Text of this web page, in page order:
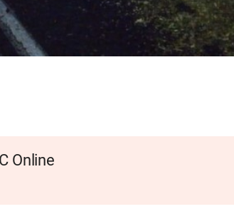
Online